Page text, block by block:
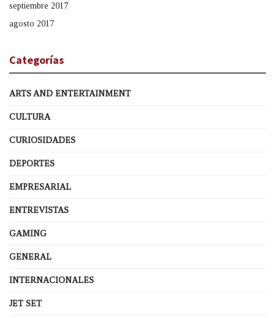
septiembre 2017
agosto 2017
Categorías
ARTS AND ENTERTAINMENT
CULTURA
CURIOSIDADES
DEPORTES
EMPRESARIAL
ENTREVISTAS
GAMING
GENERAL
INTERNACIONALES
JET SET